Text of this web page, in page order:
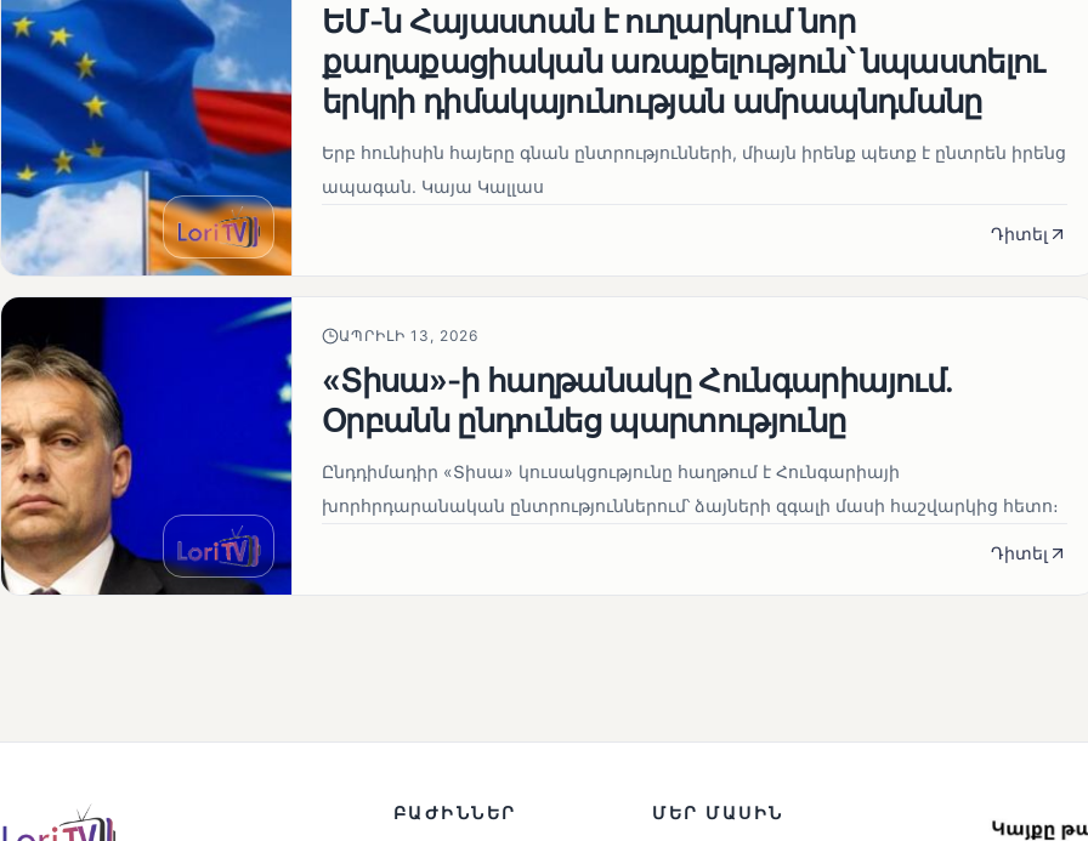
ԵՄ-ն Հայաստան է ուղարկում նոր
քաղաքացիական առաքելություն՝ նպաստելու
երկրի դիմակայունության ամրապնդմանը
Երբ հունիսին հայերը գնան ընտրությունների, միայն իրենք պետք է ընտրեն իրենց
ապագան. Կայա Կալլաս
Դիտել
ԱՊՐԻԼԻ 13, 2026
«Տիսա»-ի հաղթանակը Հունգարիայում․
Օրբանն ընդունեց պարտությունը
Ընդդիմադիր «Տիսա» կուսակցությունը հաղթում է Հունգարիայի
խորհրդարանական ընտրություններում՝ ձայների զգալի մասի հաշվարկից հետո։
Դիտել
ԲԱԺԻՆՆԵՐ ՄԵՐ ՄԱՍԻՆ